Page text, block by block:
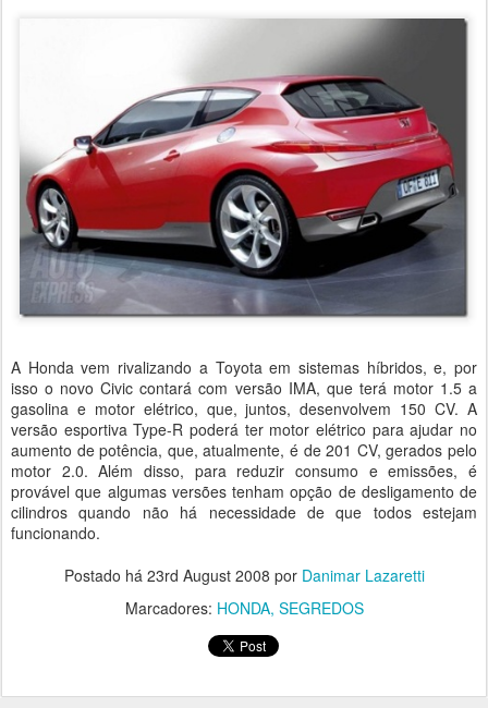
A Honda vem rivalizando a Toyota em sistemas híbridos, e, por
isso o novo Civic contará com versão IMA, que terá motor 1.5 a
gasolina e motor elétrico, que, juntos, desenvolvem 150 CV. A
versão esportiva Type-R poderá ter motor elétrico para ajudar no
aumento de potência, que, atualmente, é de 201 CV, gerados pelo
motor 2.0. Além disso, para reduzir consumo e emissões, é
provável que algumas versões tenham opção de desligamento de
cilindros quando não há necessidade de que todos estejam
funcionando.
Postado há 23rd August 2008 por Danimar Lazaretti
Marcadores: HONDA SEGREDOS